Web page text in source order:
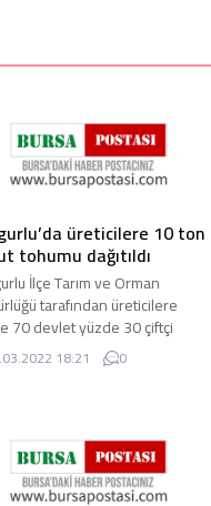
üreticilere 10 ton
tohumu dağıtıldı
İlçe Tarım ve Orman
tarafından üreticilere
70 devlet yüzde 30 çiftçi
nohut tohumluğu dağıtımı
İlçe ...18:21 0